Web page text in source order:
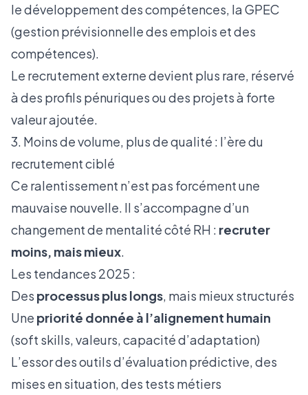
le développement des compétences, la GPEC
(gestion prévisionnelle des emplois et des
compétences).
Le recrutement externe devient plus rare, réservé
à des profils pénuriques ou des projets à forte
valeur ajoutée.
3. Moins de volume, plus de qualité : l’ère du
recrutement ciblé
Ce ralentissement n’est pas forcément une
mauvaise nouvelle. Il s’accompagne d’un
changement de mentalité côté RH : recruter
moins, mais mieux.
Les tendances 2025 :
Des processus plus longs, mais mieux structurés
Une priorité donnée à l’alignement humain
(soft skills, valeurs, capacité d’adaptation)
L’essor des outils d’évaluation prédictive, des
mises en situation, des tests métiers